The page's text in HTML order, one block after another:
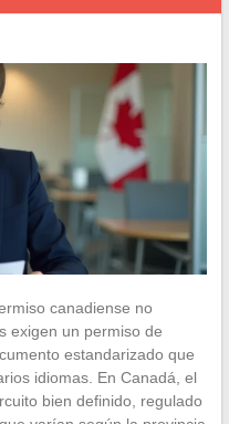
canadiense no
exigen un permiso de
estandarizado que
idiomas. En Canadá, el
bien definido, regulado